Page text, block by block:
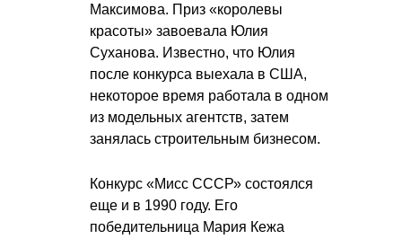
Максимова. Приз «королевы
красоты» завоевала Юлия
Суханова. Известно, что Юлия
после конкурса выехала в США,
некоторое время работала в одном
из модельных агентств, затем
занялась строительным бизнесом.
Конкурс «Мисс СССР» состоялся
еще и в 1990 году. Его
победительница Мария Кежа